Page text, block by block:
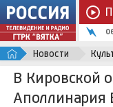
Новости
В Кировской
Аполлинария